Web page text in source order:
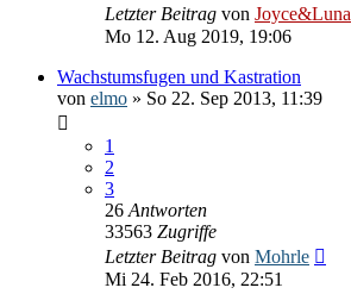
Letzter Beitrag von Joyce&Luna
Mo 12. Aug 2019, 19:06
Wachstumsfugen und Kastration
von elmo » So 22. Sep 2013, 11:39
1
2
3
26 Antworten
33563 Zugriffe
Letzter Beitrag von Mohrle
Mi 24. Feb 2016, 22:51